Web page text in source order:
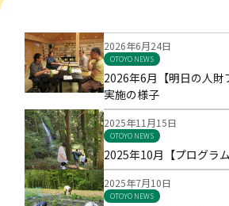
2026年6月24日
OTOYO NEWS
2026年6月【明日の人財
実施の様子
2025年11月15日
OTOYO NEWS
2025年10月【プログラ
2025年7月10日
OTOYO NEWS